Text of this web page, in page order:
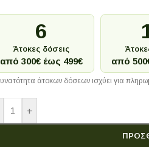
6
Άτοκες δόσεις
από 300€ έως 499€ από
άτοκων δόσεων ισχύει για
+